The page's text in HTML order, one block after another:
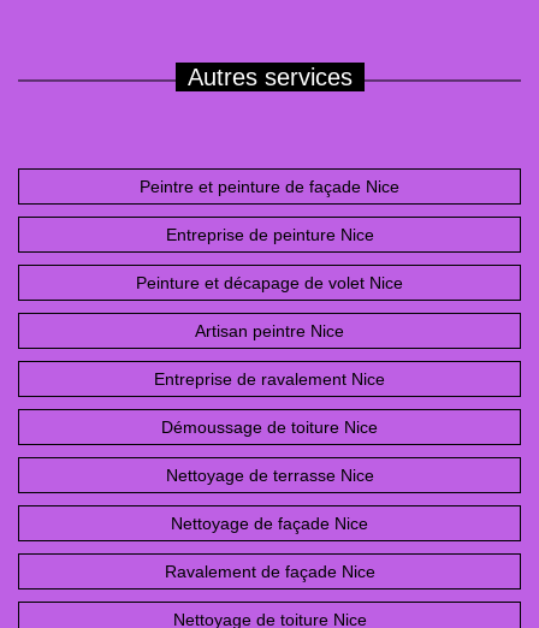
Autres services
Peintre et peinture de façade Nice
Entreprise de peinture Nice
Peinture et décapage de volet Nice
Artisan peintre Nice
Entreprise de ravalement Nice
Démoussage de toiture Nice
Nettoyage de terrasse Nice
Nettoyage de façade Nice
Ravalement de façade Nice
Nettoyage de toiture Nice